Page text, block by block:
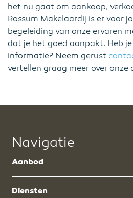
het nu gaat om aankoop,
Rossum Makelaardij is er voor
begeleiding van onze ervaren
dat je het goed aanpakt. Heb
informatie? Neem gerust
vertellen graag meer over onze
Navigatie
Aanbod
Diensten